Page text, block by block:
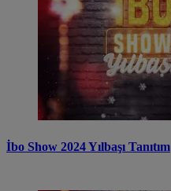
İbo Show 2024 Yılbaşı Tanıtım